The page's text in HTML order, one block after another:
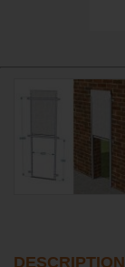
DESCRIPTION